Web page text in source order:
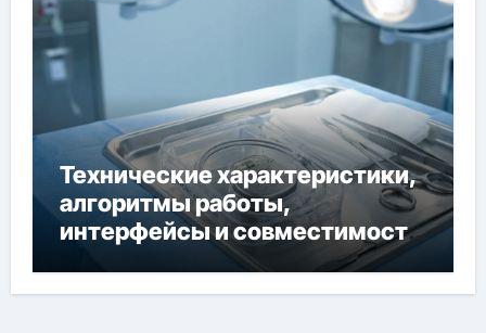
Технические характеристики,
алгоритмы работы,
интерфейсы и совместимость
двухкамерного ЭКС Apollo DR